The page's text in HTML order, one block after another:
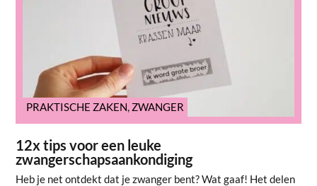
PRAKTISCHE ZAKEN, ZWANGER
12x tips voor een leuke
zwangerschapsaankondiging
Heb je net ontdekt dat je zwanger bent? Wat gaaf! Het delen